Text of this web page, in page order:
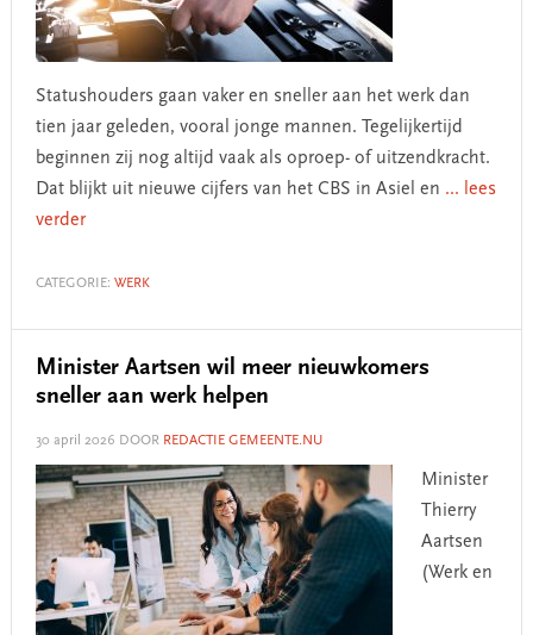
Statushouders gaan vaker en sneller aan het werk dan
tien jaar geleden, vooral jonge mannen. Tegelijkertijd
beginnen zij nog altijd vaak als oproep- of uitzendkracht.
Dat blijkt uit nieuwe cijfers van het CBS in Asiel en ... lees
verder
CATEGORIE: WERK
Minister Aartsen wil meer nieuwkomers
sneller aan werk helpen
30 april 2026 DOOR REDACTIE GEMEENTE.NU
Minister
Thierry
Aartsen
(Werk en